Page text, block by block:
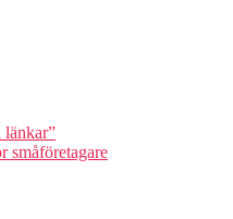
länkar”
småföretagare